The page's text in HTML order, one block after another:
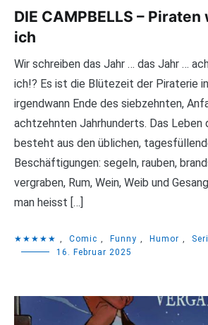
DIE CAMPBELLS – Piraten
ich
Wir schreiben das Jahr … das Jahr …
ich!? Es ist die Blütezeit der Piraterie
irgendwann Ende des siebzehnten,
achtzehnten Jahrhunderts. Das Leben
besteht aus den üblichen,
Beschäftigungen: segeln, rauben,
vergraben, Rum, Wein, Weib und
man heisst […]
★★★★★ , Comic , Funny , Humor ,
16. Februar 2025